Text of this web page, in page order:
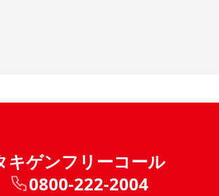
キゲンフリーコール
0800-222-2004